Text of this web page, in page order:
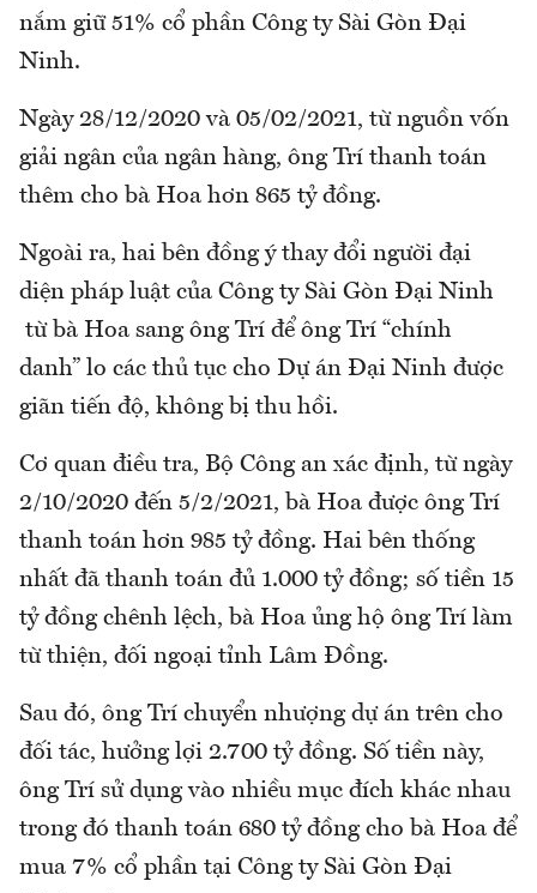
nắm giữ 51% cổ phần Công ty Sài Gòn Đại
Ninh.
Ngày 28/12/2020 và 05/02/2021, từ nguồn vốn
giải ngân của ngân hàng, ông Trí thanh toán
thêm cho bà Hoa hơn 865 tỷ đồng.
Ngoài ra, hai bên đồng ý thay đổi người đại
diện pháp luật của Công ty Sài Gòn Đại Ninh
từ bà Hoa sang ông Trí để ông Trí “chính
danh” lo các thủ tục cho Dự án Đại Ninh được
giãn tiến độ, không bị thu hồi.
Cơ quan điều tra, Bộ Công an xác định, từ ngày
2/10/2020 đến 5/2/2021, bà Hoa được ông Trí
thanh toán hơn 985 tỷ đồng. Hai bên thống
nhất đã thanh toán đủ 1.000 tỷ đồng; số tiền 15
tỷ đồng chênh lệch, bà Hoa ủng hộ ông Trí làm
từ thiện, đối ngoại tỉnh Lâm Đồng.
Sau đó, ông Trí chuyển nhượng dự án trên cho
đối tác, hưởng lợi 2.700 tỷ đồng. Số tiền này,
ông Trí sử dụng vào nhiều mục đích khác nhau
trong đó thanh toán 680 tỷ đồng cho bà Hoa để
mua 7% cổ phần tại Công ty Sài Gòn Đại